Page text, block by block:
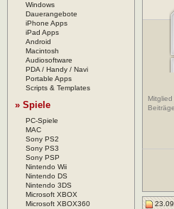
Windows
Dauerangebote
iPhone Apps
iPad Apps
Android
Macintosh
Audiosoftware
PDA / Handy / Navi
Portable Apps
Scripts & Templates
» Spiele
PC-Spiele
MAC
Sony PS2
Sony PS3
Sony PSP
Nintendo Wii
Nintendo DS
Nintendo 3DS
Microsoft XBOX
Microsoft XBOX360